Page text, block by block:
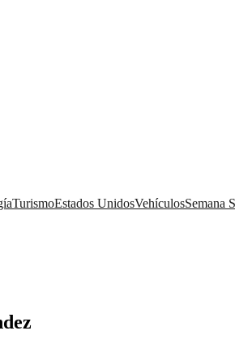
TurismoEstados UnidosVehículosSemana